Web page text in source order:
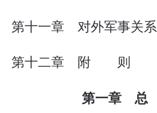
第十一章 对外军事关系
第十二章 附 则
第一章